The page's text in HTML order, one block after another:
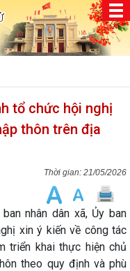
tổ chức hội nghị
thôn trên địa
21/05/2026
nhân dân xã, Ủy ban
xin ý kiến về công tác
triển khai thực hiện chủ
theo quy định và phù